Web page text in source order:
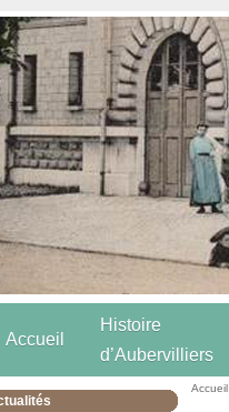
Accueil
Histoire
d’Aubervilliers
Accueil